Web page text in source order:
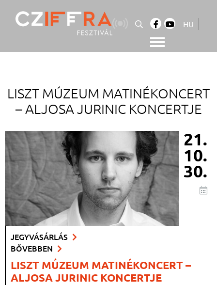
content
HU
LISZT MÚZEUM MATINÉKONCERT
– ALJOSA JURINIC KONCERTJE
21.
10.
30.
LISZT MÚZEUM MATINÉKONCERT –
ALJOSA JURINIC KONCERTJE
JEGYVÁSÁRLÁS
BŐVEBBEN